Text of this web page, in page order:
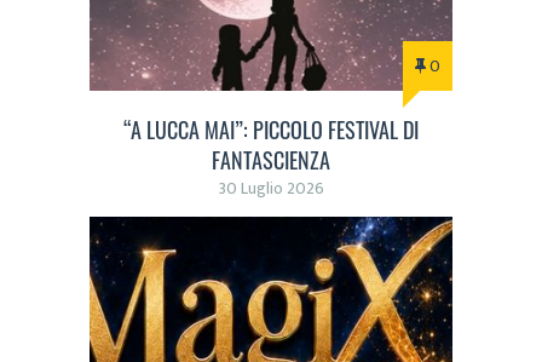
0
“A LUCCA MAI”: PICCOLO FESTIVAL DI
FANTASCIENZA
30 Luglio 2026